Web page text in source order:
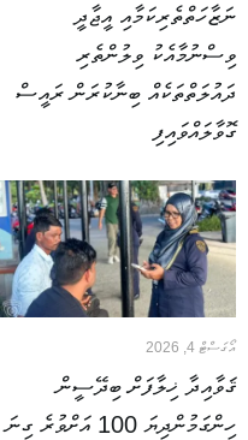
ނަޒާހަތްތެރިކަމާއި އީޖާދީ
ވިސްނުމާއެކު ވިލުންތެރި
ދައުލަތްތަކެއް ބިނާކުރަން ރައީސް
ގޮވާލައްވައިފި
އޯގަސްޓް 4, 2026
ޤަވާއިދާ ޚިލާފަށް ބިދޭސީން
ހިންގަމުންދިޔަ 100 އަށްވުރެ ގިނަ